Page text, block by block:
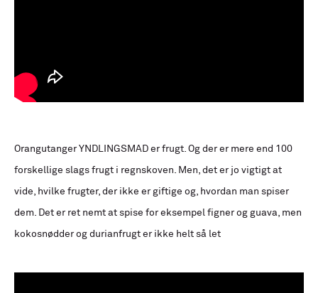
Orangutanger YNDLINGSMAD er frugt. Og der er mere end 100
forskellige slags frugt i regnskoven. Men, det er jo vigtigt at
vide, hvilke frugter, der ikke er giftige og, hvordan man spiser
dem. Det er ret nemt at spise for eksempel figner og guava, men
kokosnødder og durianfrugt er ikke helt så let